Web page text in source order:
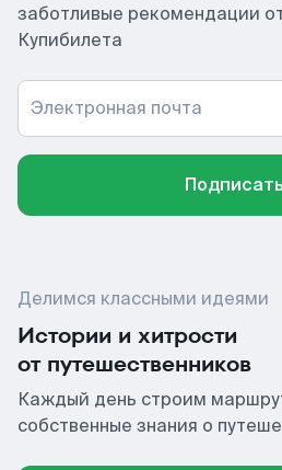
заботливые рекомендации
Купибилета
Электронная почта
Делимся классными идеями
Истории и хитрости
от путешественников
Каждый день строим
собственные знания о